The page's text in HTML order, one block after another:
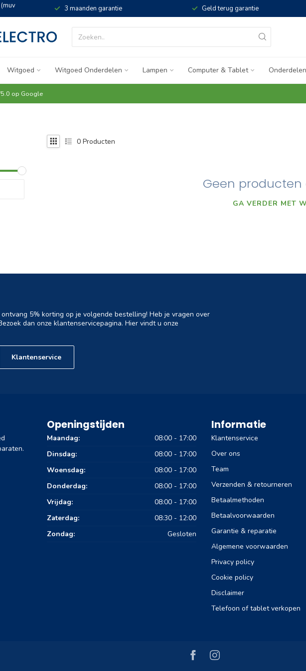
3 maanden garantie Geld terug garantie
Witgoed Witgoed Onderdelen Lampen Computer & Tablet Onderdelen
op Google
0 Producten
Geen producten
GA VERDER MET
5% korting op je volgende bestelling! Heb je vragen over
dan onze klantenservicepagina. Hier vindt u onze
Klantenservice
Openingstijden
Maandag:
08:00 - 17:00
Dinsdag:
08:00 - 17:00
Woensdag:
08:00 - 17:00
Donderdag:
08:00 - 17:00
Vrijdag:
08:00 - 17:00
Zaterdag:
08:30 - 12:00
Zondag:
Gesloten
Informatie
Klantenservice
Over ons
Team
Verzenden & retourneren
Betaalmethoden
Betaalvoorwaarden
Garantie & reparatie
Algemene voorwaarden
Privacy policy
Cookie policy
Disclaimer
Telefoon of tablet verkopen